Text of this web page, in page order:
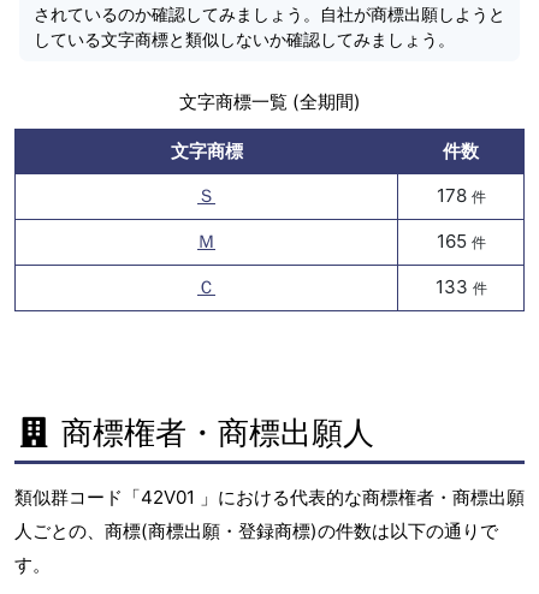
されているのか確認してみましょう。自社が商標出願しようと
している文字商標と類似しないか確認してみましょう。
文字商標一覧 (全期間)
文字商標
件数
Ｓ
178 件
Ｍ 165 件
Ｃ 133 件
商標権者・商標出願人
類似群コード「42V01 」における代表的な商標権者・商標出願
人ごとの、商標(商標出願・登録商標)の件数は以下の通りで
す。